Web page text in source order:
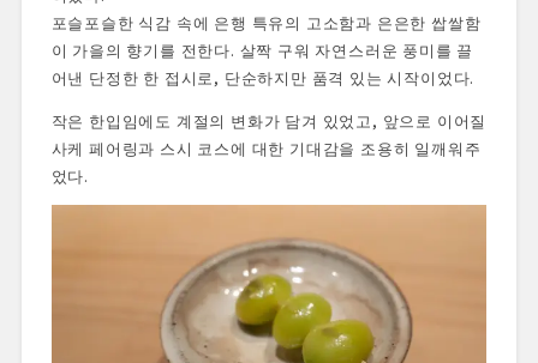
포슬포슬한 식감 속에 은행 특유의 고소함과 은은한 쌉쌀함
이 가을의 향기를 전한다. 살짝 구워 자연스러운 풍미를 끌
어낸 단정한 한 접시로, 단순하지만 품격 있는 시작이었다.
작은 한입임에도 계절의 변화가 담겨 있었고, 앞으로 이어질
사케 페어링과 스시 코스에 대한 기대감을 조용히 일깨워주
었다.